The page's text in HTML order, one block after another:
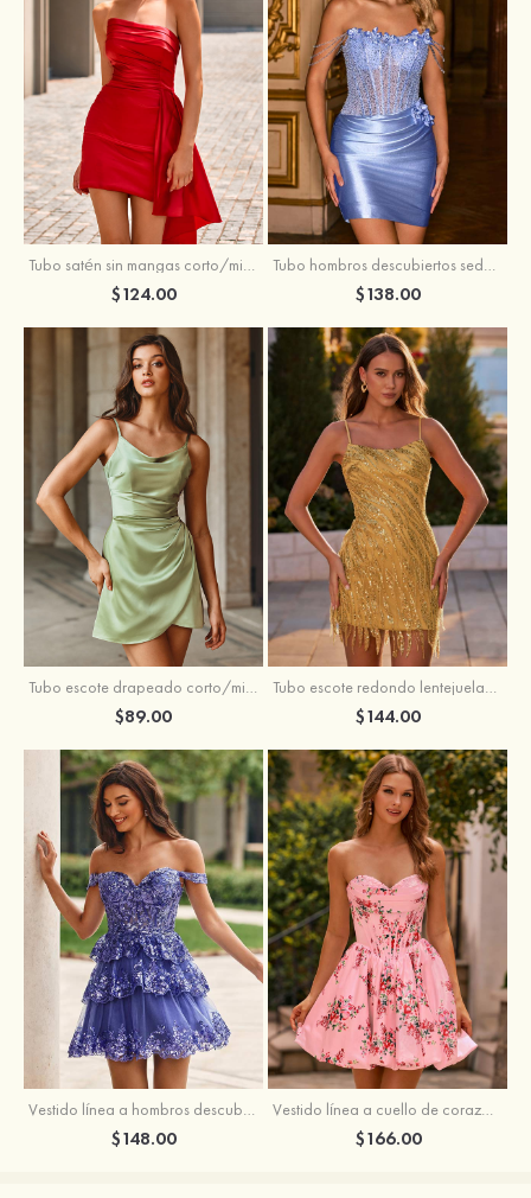
Tubo satén sin mangas corto/mini vestido para homecoming
$124.00
Tubo hombros descubiertos seda como el satén corto vestido para homecoming
$138.00
Tubo escote drapeado corto/mini tela charmeuse vestido para homecoming
$89.00
Tubo escote redondo lentejuelas corto vestido para homecoming
$144.00
Vestido línea a hombros descubiertos tul corto/mini vestido para homecoming
$148.00
Vestido línea a cuello de corazón satén corto vestido para homecoming
$166.00